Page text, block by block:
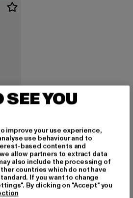
EUR 29,99
SEE YOU
improve your use experience,
use behaviour and to
based contents and
allow partners to extract data
also include the processing of
countries which do not have
If you want to change
By clicking on "Accept" you